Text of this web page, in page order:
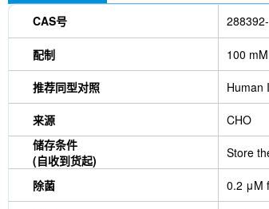
CAS号
配制 100
推荐同型对照 Human
来源
CHO
储存条件
(自收到货起)
Store
除菌 0.2 μM